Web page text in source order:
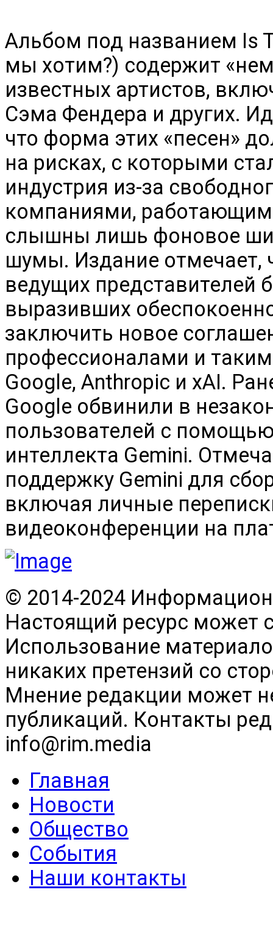
Альбом под названием Is
мы хотим?) содержит
известных артистов,
Сэма Фендера и других.
что форма этих «песен»
на рисках, с которыми
индустрия из-за
компаниями,
слышны лишь фоновое
шумы. Издание отмечает,
ведущих представителей
выразивших
заключить новое
профессионалами и
Google, Anthropic и xAI.
Google обвинили в
пользователей с
интеллекта Gemini.
поддержку Gemini для
включая личные
видеоконференции на
© 2014-2024
Настоящий ресурс может
Использование
никаких претензий со
Мнение редакции может
публикаций. Контакты
info@rim.media
Главная
Новости
Общество
События
Наши контакты